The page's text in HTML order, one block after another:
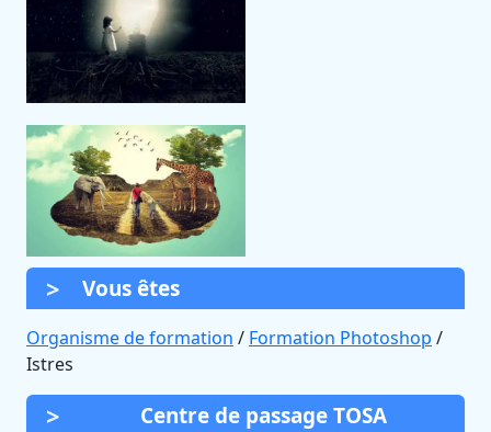
Vous êtes
Organisme de formation / Formation Photoshop /
Istres
Centre de passage TOSA